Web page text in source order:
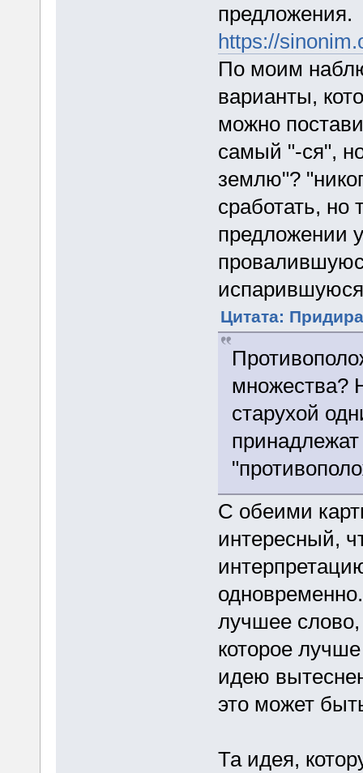
предложения.
https://
По моим
варианты,
можно
самый "-ся",
землю"?
сработать,
предложении
Цитата:
множества?
старухой
С обеими
интересный,
лучшее
которое
идею
это может
Та идея,